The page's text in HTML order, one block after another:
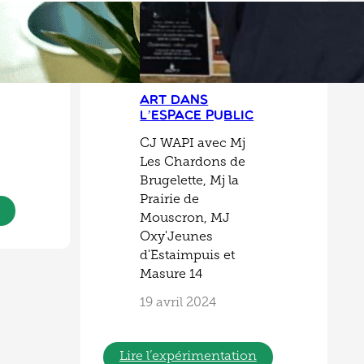
Nous avons fait le tour de plusieurs
le monsieur nous a avoué qu’il
avouant que bientôt il n’y aurait plus que
pour éviter cette catastrophe en constituant
pour alimenter notre grainothèque. Enfin, les
Art dans
l’espace public
CJ WAPI avec Mj
Les Chardons de
Brugelette, Mj la
Prairie de
Mouscron, MJ
Oxy'Jeunes
d'Estaimpuis et
Masure 14
19 avril 2024
Lire l’expérimentation